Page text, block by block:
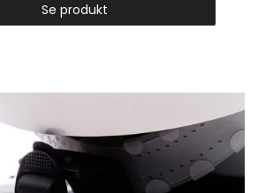
Se produkt